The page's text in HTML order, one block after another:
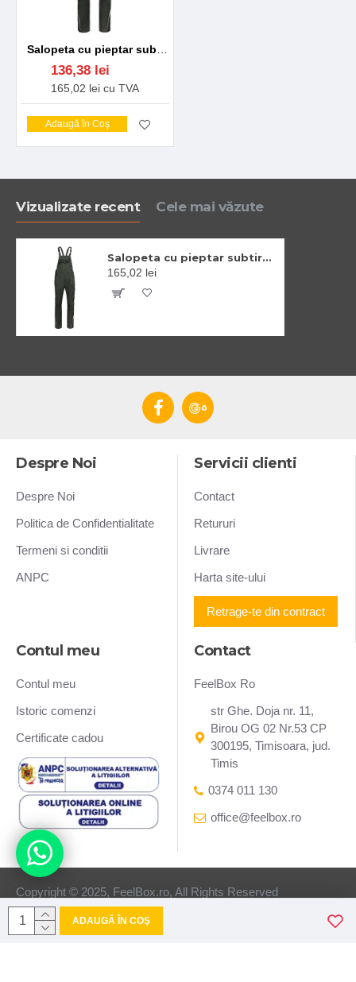
ADAUGĂ ÎN COŞ
136,38 lei
165,02 lei cu TVA
Adaugă în Coş
Vizualizate recent Cele mai văzute
Salopeta cu pieptar subtire Prisma Light tercot ripstop, 190g/m2, verde olive-portocaliu
165,02 lei
Despre Noi
Despre Noi
Politica de Confidentialitate
Termeni si conditii
ANPC
Servicii clienti
Contact
Retururi
Livrare
Harta site-ului
Retrage-te din contract
Contul meu
Contul meu
Istoric comenzi
Certificate cadou
Contact
FeelBox Ro
str Ghe. Doja nr. 11,
Birou OG 02 Nr.53 CP
300195, Timisoara, jud.
Timis
0374 011 130
office@feelbox.ro
Copyright © 2025, FeelBox.ro, All Rights Reserved